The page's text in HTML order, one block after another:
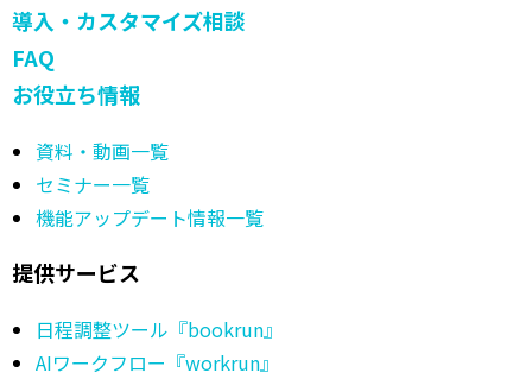
導入・カスタマイズ相談
FAQ
お役立ち情報
資料・動画一覧
セミナー一覧
機能アップデート情報一覧
提供サービス
日程調整ツール『bookrun』
AIワークフロー『workrun』